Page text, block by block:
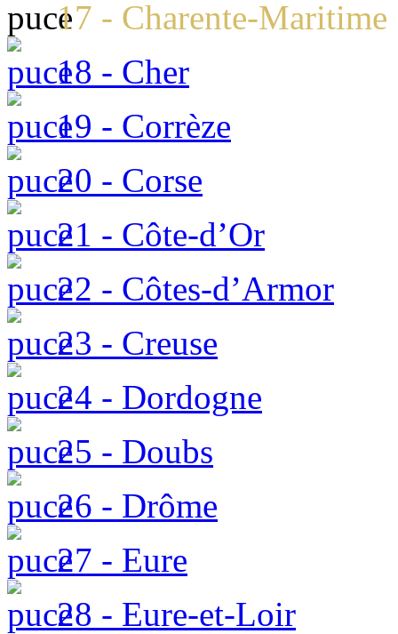
17 - Charente-Maritime
18 - Cher
19 - Corrèze
20 - Corse
21 - Côte-d’Or
22 - Côtes-d’Armor
23 - Creuse
24 - Dordogne
25 - Doubs
26 - Drôme
27 - Eure
28 - Eure-et-Loir